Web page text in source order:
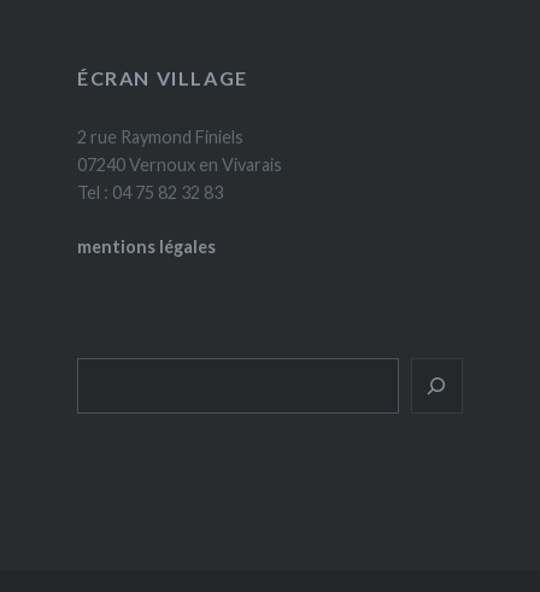
ÉCRAN VILLAGE
2 rue Raymond Finiels
07240 Vernoux en Vivarais
Tel : 04 75 82 32 83
mentions légales